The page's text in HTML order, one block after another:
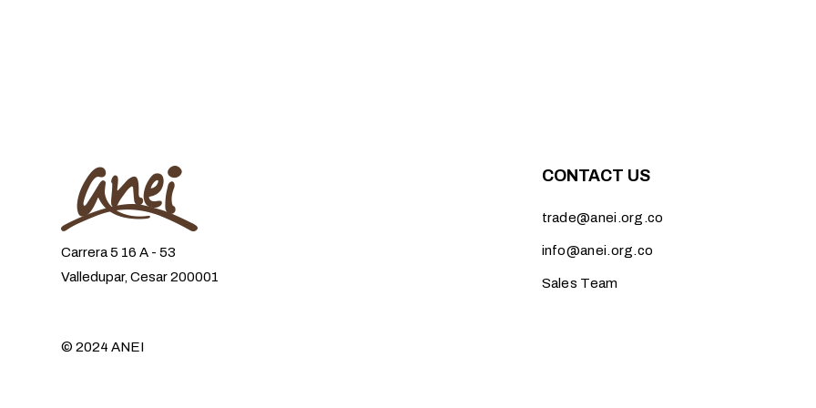
Carrera 5 16 A - 53
Valledupar, Cesar 200001
© 2024 ANEI
CONTACT US
trade@anei.org.co
info@anei.org.co
Sales Team